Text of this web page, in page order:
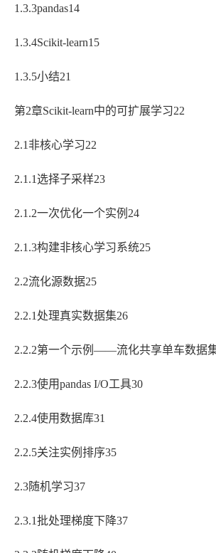
1.3.3pandas14
1.3.4Scikit-learn15
1.3.5小结21
第2章Scikit-learn中的可扩展学习22
2.1非核心学习22
2.1.1选择子采样23
2.1.2一次优化一个实例24
2.1.3构建非核心学习系统25
2.2流化源数据25
2.2.1处理真实数据集26
2.2.2第一个示例——流化共享单车数据
2.2.3使用pandas I/O工具30
2.2.4使用数据库31
2.2.5关注实例排序35
2.3随机学习37
2.3.1批处理梯度下降37